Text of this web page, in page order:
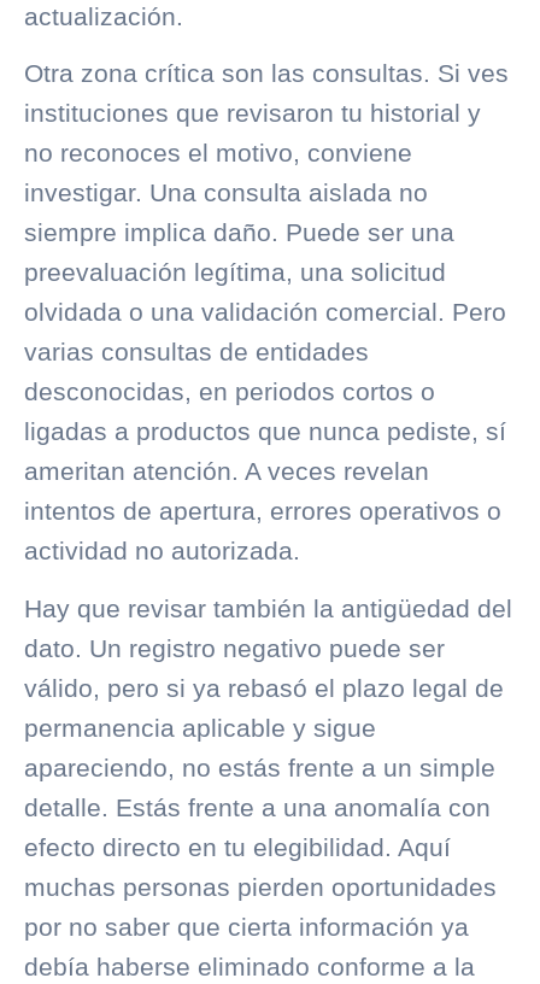
actualización.
Otra zona crítica son las consultas. Si ves
instituciones que revisaron tu historial y
no reconoces el motivo, conviene
investigar. Una consulta aislada no
siempre implica daño. Puede ser una
preevaluación legítima, una solicitud
olvidada o una validación comercial. Pero
varias consultas de entidades
desconocidas, en periodos cortos o
ligadas a productos que nunca pediste, sí
ameritan atención. A veces revelan
intentos de apertura, errores operativos o
actividad no autorizada.
Hay que revisar también la antigüedad del
dato. Un registro negativo puede ser
válido, pero si ya rebasó el plazo legal de
permanencia aplicable y sigue
apareciendo, no estás frente a un simple
detalle. Estás frente a una anomalía con
efecto directo en tu elegibilidad. Aquí
muchas personas pierden oportunidades
por no saber que cierta información ya
debía haberse eliminado conforme a la